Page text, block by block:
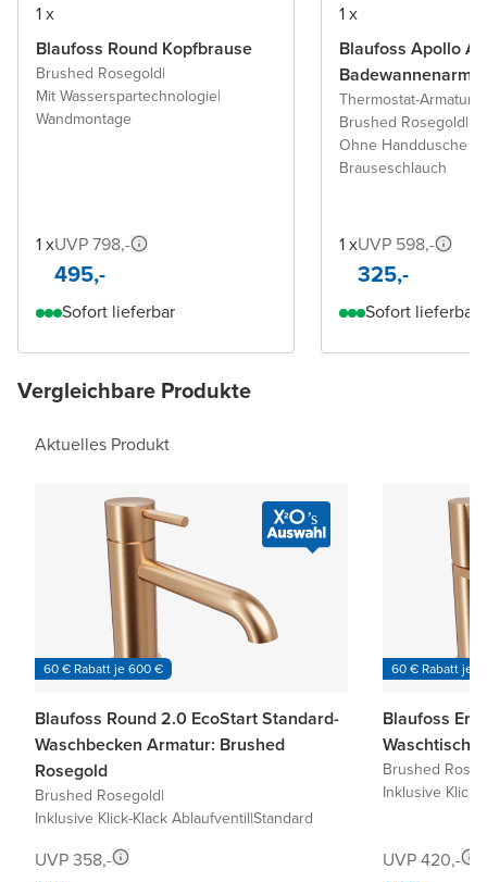
1 x
Blaufoss Round Kopfbrause
Brushed Rosegold|
Mit Wasserspartechnologie|
Wandmontage
1 xUVP 798,-
495,-
Sofort lieferbar
1 x
Blaufoss Apollo
Thermostat-Armatur
Brushed Rosegold|
Ohne Handdusche
Brauseschlauch
1 xUVP 598,-
325,-
Sofort lieferbar
Vergleichbare Produkte
Aktuelles Produkt
60 € Rabatt je 600 €
Blaufoss Round 2.0 EcoStart Standard-
Waschbecken Armatur: Brushed
Rosegold
Brushed Rosegold|
Inklusive Klick-Klack Ablaufventil|Standard
UVP 358,-
60 € Rabatt je
Blaufoss
Brushed
Inklusive
UVP 420,-